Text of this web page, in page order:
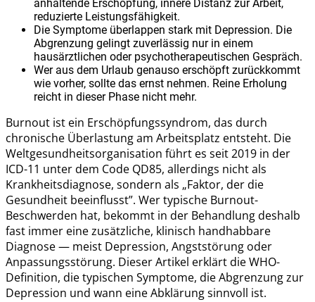
anhaltende Erschöpfung, innere Distanz zur Arbeit,
reduzierte Leistungsfähigkeit.
Die Symptome überlappen stark mit Depression. Die
Abgrenzung gelingt zuverlässig nur in einem
hausärztlichen oder psychotherapeutischen Gespräch.
Wer aus dem Urlaub genauso erschöpft zurückkommt
wie vorher, sollte das ernst nehmen. Reine Erholung
reicht in dieser Phase nicht mehr.
Burnout ist ein Erschöpfungssyndrom, das durch
chronische Überlastung am Arbeitsplatz entsteht. Die
Weltgesundheitsorganisation führt es seit 2019 in der
ICD-11 unter dem Code QD85, allerdings nicht als
Krankheitsdiagnose, sondern als „Faktor, der die
Gesundheit beeinflusst”. Wer typische Burnout-
Beschwerden hat, bekommt in der Behandlung deshalb
fast immer eine zusätzliche, klinisch handhabbare
Diagnose — meist Depression, Angststörung oder
Anpassungsstörung. Dieser Artikel erklärt die WHO-
Definition, die typischen Symptome, die Abgrenzung zur
Depression und wann eine Abklärung sinnvoll ist.